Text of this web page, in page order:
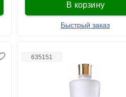
В корзину
Быстрый заказ
635151